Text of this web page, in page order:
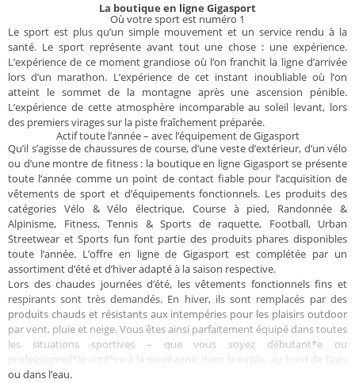
La boutique en ligne Gigasport
Où votre sport est numéro 1
Le sport est plus qu’un simple mouvement et un service rendu à la
santé. Le sport représente avant tout une chose : une expérience.
L’expérience de ce moment grandiose où l’on franchit la ligne d’arrivée
lors d’un marathon. L’expérience de cet instant inoubliable où l’on
atteint le sommet de la montagne après une ascension pénible.
L’expérience de cette atmosphère incomparable au soleil levant, lors
des premiers virages sur la piste fraîchement préparée.
Actif toute l’année – avec l’équipement de Gigasport
Qu’il s’agisse de chaussures de course, d’une veste d’extérieur, d’un vélo
ou d’une montre de fitness : la boutique en ligne Gigasport se présente
toute l’année comme un point de contact fiable pour l’acquisition de
vêtements de sport et d’équipements fonctionnels. Les produits des
catégories Vélo & Vélo électrique, Course à pied, Randonnée &
Alpinisme, Fitness, Tennis & Sports de raquette, Football, Urban
Streetwear et Sports fun font partie des produits phares disponibles
toute l’année. L’offre en ligne de Gigasport est complétée par un
assortiment d’été et d’hiver adapté à la saison respective.
Lors des chaudes journées d’été, les vêtements fonctionnels fins et
respirants sont très demandés. En hiver, ils sont remplacés par des
produits chauds et résistants aux intempéries pour les plaisirs outdoor
par vent, pluie et neige. Vous êtes ainsi parfaitement équipé dans toutes
les situations sportives – que vous soyez débutant*e ou
professionnel*le actif*ve à la montagne, dans la vallée, au bord de l’eau
ou dans l’eau.